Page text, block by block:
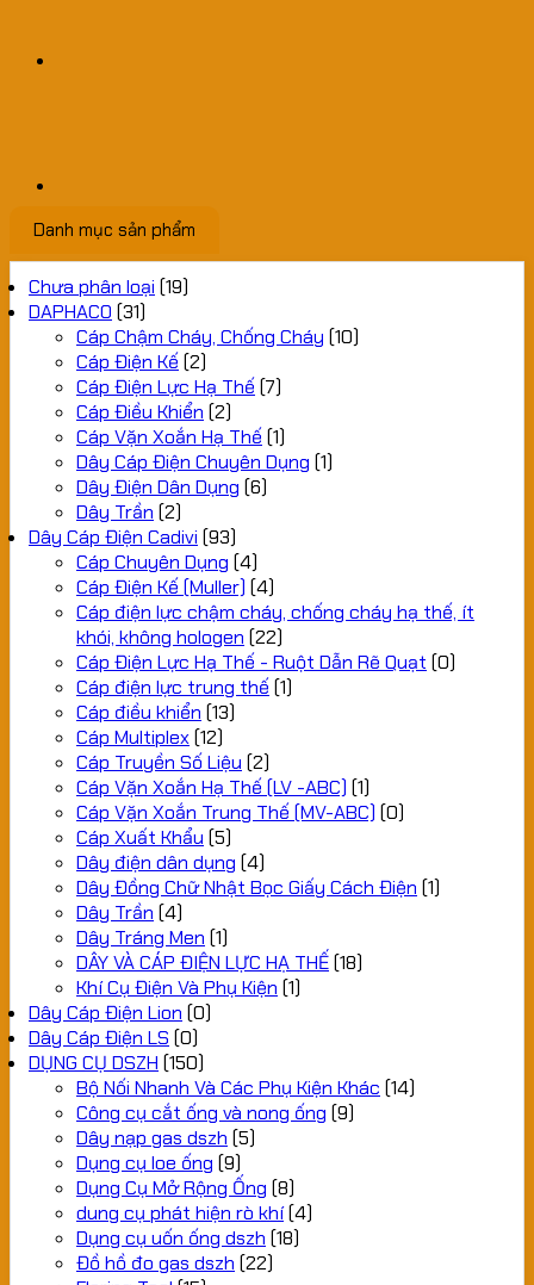
Danh mục sản phẩm
Chưa phân loại (19)
DAPHACO (31)
Cáp Chậm Cháy, Chống Cháy (10)
Cáp Điện Kế (2)
Cáp Điện Lực Hạ Thế (7)
Cáp Điều Khiển (2)
Cáp Vặn Xoắn Hạ Thế (1)
Dây Cáp Điện Chuyên Dụng (1)
Dây Điện Dân Dụng (6)
Dây Trần (2)
Dây Cáp Điện Cadivi (93)
Cáp Chuyên Dụng (4)
Cáp Điện Kế (Muller) (4)
Cáp điện lực chậm cháy, chống cháy hạ thế, ít
khói, không hologen (22)
Cáp Điện Lực Hạ Thế - Ruột Dẫn Rẽ Quạt (0)
Cáp điện lực trung thế (1)
Cáp điều khiển (13)
Cáp Multiplex(12)
Cáp Truyền Số Liệu (2)
Cáp Vặn Xoắn Hạ Thế (LV -ABC) (1)
Cáp Vặn Xoắn Trung Thế (MV-ABC) (0)
Cáp Xuất Khẩu (5)
Dây điện dân dụng (4)
Dây Đồng Chữ Nhật Bọc Giấy Cách Điện (1)
Dây Trần (4)
Dây Tráng Men (1)
DÂY VÀ CÁP ĐIỆN LỰC HẠ THẾ(18)
Khí Cụ Điện Và Phụ Kiện (1)
Dây Cáp Điện Lion (0)
Dây Cáp Điện LS (0)
DỤNG CỤ DSZH (150)
Bộ Nối Nhanh Và Các Phụ Kiện Khác (14)
Công cụ cắt ống và nong ống (9)
Dây nạp gas dszh (5)
Dụng cụ loe ống (9)
Dụng Cụ Mở Rộng Ống (8)
dung cụ phát hiện rò khí(4)
Dụng cụ uốn ống dszh (18)
Đồ hồ đo gas dszh (22)